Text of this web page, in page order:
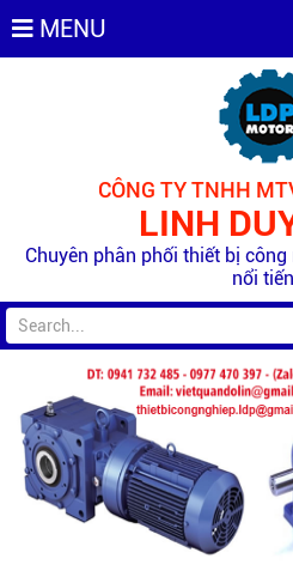
MENU
CÔNG TY TNHH
LINH
Chuyên phân phối thiết bị
nổi